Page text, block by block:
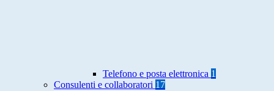
Telefono e posta elettronica 1
Consulenti e collaboratori 17